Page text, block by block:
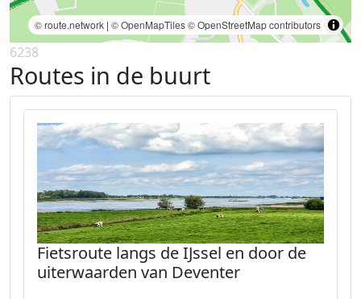
© route.network | © OpenMapTiles© OpenStreetMap contributors
6238
Routes in de buurt
Fietsroute langs de IJssel en door de
uiterwaarden van Deventer